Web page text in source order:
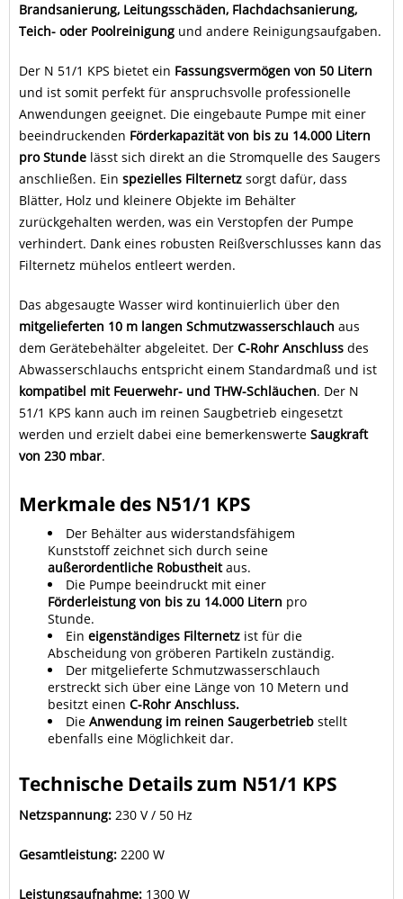
Brandsanierung, Leitungsschäden, Flachdachsanierung,
Teich- oder Poolreinigung und andere Reinigungsaufgaben.
Der N 51/1 KPS bietet ein Fassungsvermögen von 50 Litern
und ist somit perfekt für anspruchsvolle professionelle
Anwendungen geeignet. Die eingebaute Pumpe mit einer
beeindruckenden Förderkapazität von bis zu 14.000 Litern
pro Stunde lässt sich direkt an die Stromquelle des Saugers
anschließen. Ein spezielles Filternetz sorgt dafür, dass
Blätter, Holz und kleinere Objekte im Behälter
zurückgehalten werden, was ein Verstopfen der Pumpe
verhindert. Dank eines robusten Reißverschlusses kann das
Filternetz mühelos entleert werden.
Das abgesaugte Wasser wird kontinuierlich über den
mitgelieferten 10 m langen Schmutzwasserschlauch aus
dem Gerätebehälter abgeleitet. Der C-Rohr Anschluss des
Abwasserschlauchs entspricht einem Standardmaß und ist
kompatibel mit Feuerwehr- und THW-Schläuchen. Der N
51/1 KPS kann auch im reinen Saugbetrieb eingesetzt
werden und erzielt dabei eine bemerkenswerte Saugkraft
von 230 mbar.
Merkmale des N51/1 KPS
Der Behälter aus widerstandsfähigem
Kunststoff zeichnet sich durch seine
außerordentliche Robustheitaus.
Die Pumpe beeindruckt mit einer
Förderleistung von bis zu 14.000 Litern pro
Stunde.
Eineigenständiges Filternetz ist für die
Abscheidung von gröberen Partikeln zuständig.
Der mitgelieferte Schmutzwasserschlauch
erstreckt sich über eine Länge von 10 Metern und
besitzt einenC-Rohr Anschluss.
Die Anwendung im reinen Saugerbetrieb stellt
ebenfalls eine Möglichkeit dar.
Technische Details zum N51/1 KPS
Netzspannung: 230 V / 50 Hz
Gesamtleistung: 2200 W
Leistungsaufnahme: 1300 W